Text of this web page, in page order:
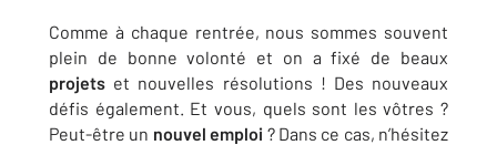
Comme à chaque rentrée, nous sommes souvent
plein de bonne volonté et on a fixé de beaux
projets et nouvelles résolutions ! Des nouveaux
défis également. Et vous, quels sont les vôtres ?
Peut-être un nouvel emploi ? Dans ce cas, n’hésitez